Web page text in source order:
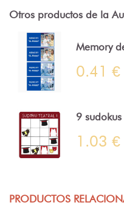
Otros productos de la
Memory
0.41 €
9
1.03 €
PRODUCTOS